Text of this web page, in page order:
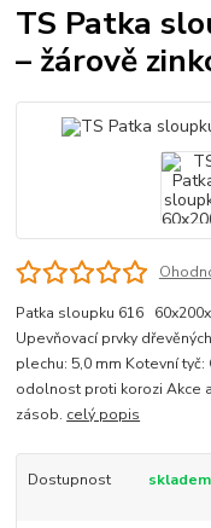
TS Patka
– žárově
Patka sloupku 616
Upevňovací prvky
plechu: 5,0 mm Kotevní
odolnost proti korozi Akce
zásob. celý popis
Dostupnost skladem